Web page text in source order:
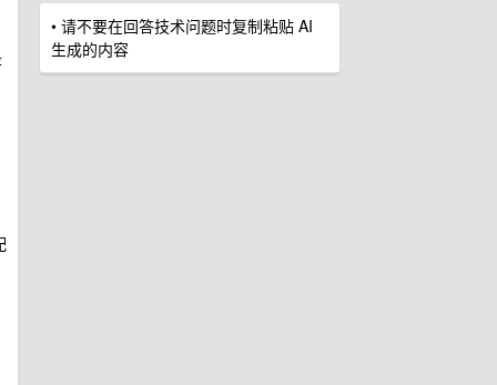
• 请不要在回答技术问题时复制粘贴 AI
生成的内容